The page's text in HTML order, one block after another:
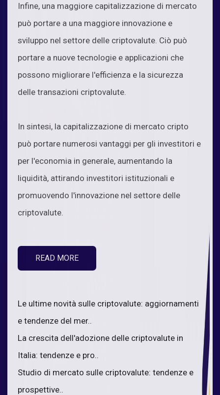
Infine, una maggiore capitalizzazione di mercato
può portare a una maggiore innovazione e
sviluppo nel settore delle criptovalute. Ciò può
portare a nuove tecnologie e applicazioni che
possono migliorare l'efficienza e la sicurezza
delle transazioni criptovalute.
In sintesi, la capitalizzazione di mercato cripto
può portare numerosi vantaggi per gli investitori e
per l'economia in generale, aumentando la
liquidità, attirando investitori istituzionali e
promuovendo l'innovazione nel settore delle
criptovalute.
READ MORE
Le ultime novità sulle criptovalute: aggiornamenti
e tendenze del mer..
La crescita dell'adozione delle criptovalute in
Italia: tendenze e pro..
Studio di mercato sulle criptovalute: tendenze e
prospettive..